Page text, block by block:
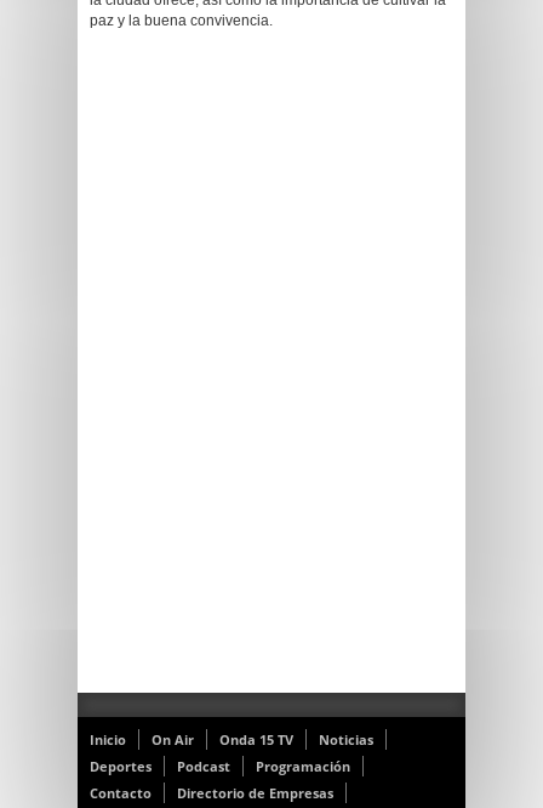
paz y la buena convivencia.
Inicio On Air Onda 15 TV
Noticias
Deportes
Podcast
Programación
Contacto
Directorio de Empresas